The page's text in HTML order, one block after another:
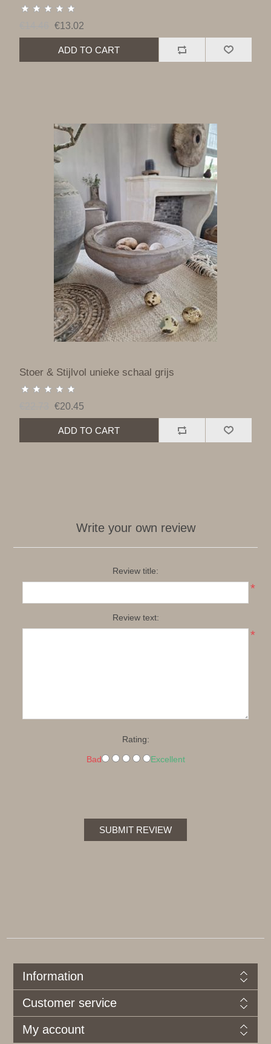
€13.02
ADD TO CART
Stoer & Stijlvol unieke schaal grijs
€20.45
ADD TO CART
Write your own review
Review title:
*
Review text:
*
Rating:
Bad Excellent
SUBMIT REVIEW
Information
Customer service
My account